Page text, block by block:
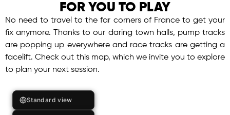
FOR YOU TO PLAY
No need to travel to the far corners of France to get your
fix anymore. Thanks to our daring town halls, pump tracks
are popping up everywhere and race tracks are getting a
facelift. Check out this map, which we invite you to explore
to plan your next session.
Standard view